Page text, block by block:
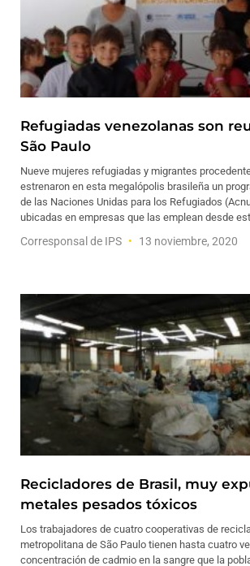
Refugiadas venezolanas son
São Paulo
Nueve mujeres refugiadas y migrantes
estrenaron en esta megalópolis brasileña un
de las Naciones Unidas para los Refugiados
ubicadas en empresas que las emplean desde
Corresponsal de IPS 13 noviembre, 2020
Recicladores de Brasil, muy
metales pesados tóxicos
Los trabajadores de cuatro cooperativas de
metropolitana de São Paulo tienen hasta cuatro
concentración de cadmio en la sangre que la